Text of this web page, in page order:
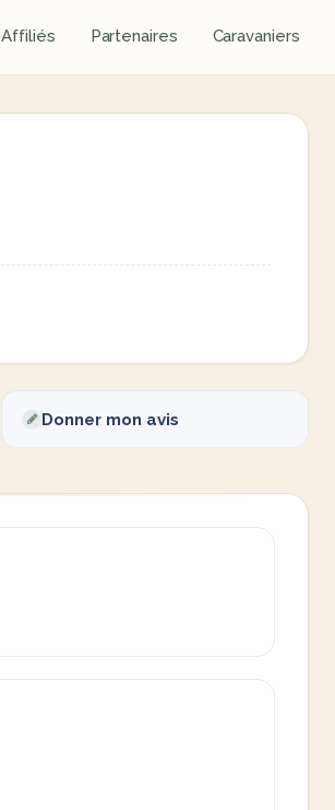
Affiliés Partenaires Caravaniers
Donner mon avis